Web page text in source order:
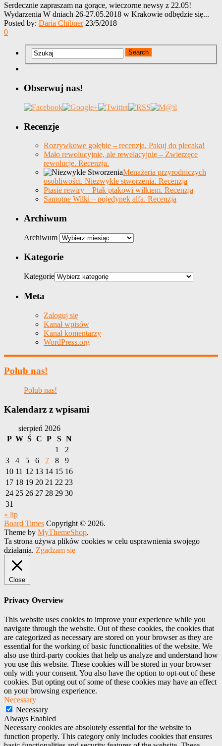
Serdecznie zapraszam na gorące, wieczorne newsy z 22.05!
Wydarzenia W dniach 26-27.05.2018 w Krakowie odbędzie się...
Posted by: Daria Chibner 23/5/2018
0
Obserwuj nas!
Recenzje
Rozrywkowe gołębie – recenzja. Pakuj do plecaka!
Mało rewolucyjnie, ale rewelacyjnie – Zwierzęce
rewolucje. Recenzja.
Menażeria przyrodniczych
osobliwości. Niezwykłe stworzenia. Recenzja
Ptasie rewiry – Ptak ptakowi wilkiem. Recenzja
Samotne Wilki – pojedynek alfa. Recenzja
Archiwum
Archiwum
Kategorie
Kategorie
Meta
Zaloguj się
Kanał wpisów
Kanał komentarzy
WordPress.org
Polub nas!
Polub nas!
Kalendarz z wpisami
sierpień 2026
P W Ś C P S N
1
2
3
4 5 6 7 8
9
10 11 12 13 14 15 16
17 18 19 20 21 22 23
24 25 26 27 28 29 30
31
« lip
Board Times Copyright © 2026.
Theme by MyThemeShop.
Ta strona używa plików cookies w celu usprawnienia swojego
działania. Zgadzam się
Close
Privacy Overview
This website uses cookies to improve your experience while you
navigate through the website. Out of these cookies, the cookies that
are categorized as necessary are stored on your browser as they are
essential for the working of basic functionalities of the website. We
also use third-party cookies that help us analyze and understand how
you use this website. These cookies will be stored in your browser
only with your consent. You also have the option to opt-out of these
cookies. But opting out of some of these cookies may have an effect
on your browsing experience.
Necessary
Necessary
Always Enabled
Necessary cookies are absolutely essential for the website to
function properly. This category only includes cookies that ensures